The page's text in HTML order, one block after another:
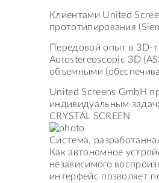
Клиентами United
прототипирования
Передовой опыт в 3D-
Autostereoscopic 3D
объемными
United Screens GmbH
индивидуальным
CRYSTAL SCREEN
Система,
Как автономное
независимого
интерфейс позволяет